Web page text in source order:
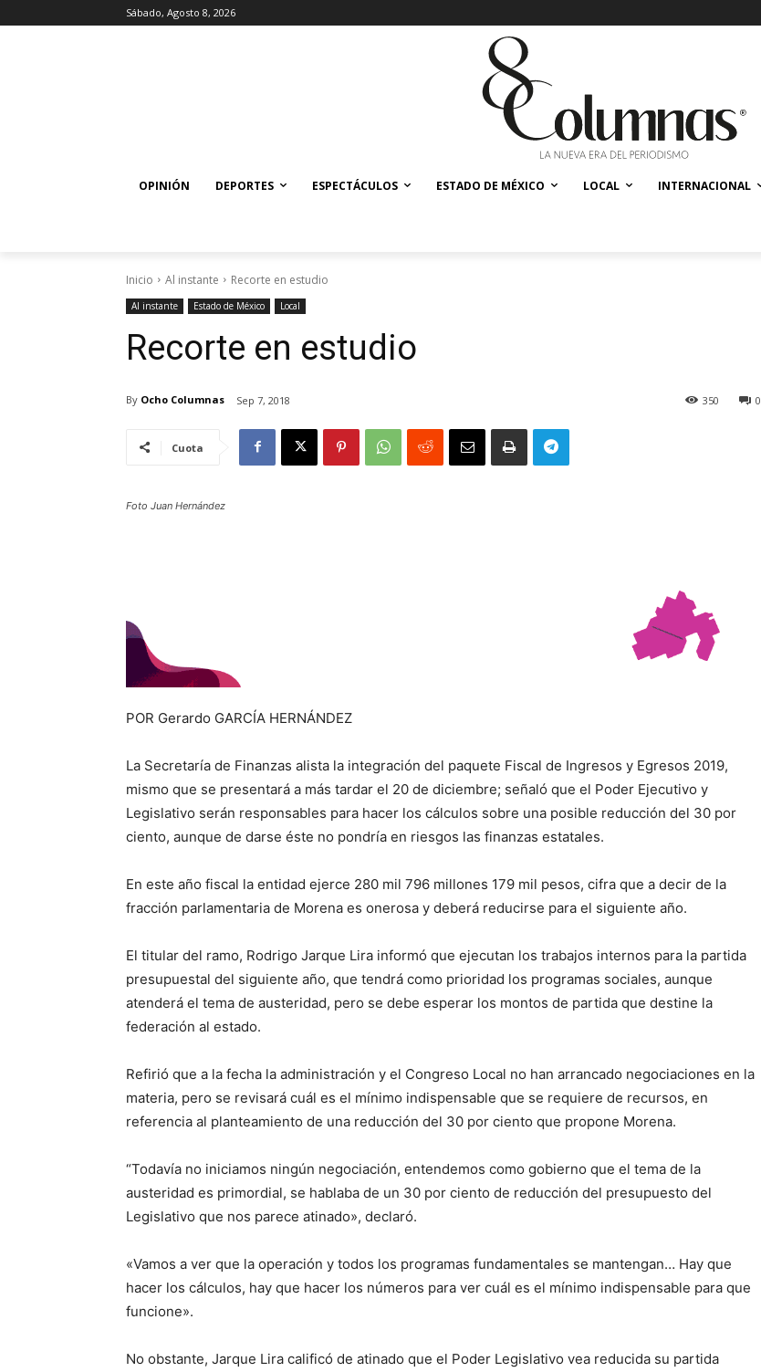
Sábado, Agosto 8, 2026
OPINIÓN DEPORTES ESPECTÁCULOS ESTADO DE MÉXICO LOCAL INTERNACIONAL
Inicio Al instante Recorte en estudio
Al instante Estado de México Local
Recorte en estudio
By Ocho Columnas Sep 7, 2018 0
350
Cuota
Foto Juan Hernández
POR Gerardo GARCÍA HERNÁNDEZ
La Secretaría de Finanzas alista la integración del paquete Fiscal de Ingresos y Egresos 2019,
mismo que se presentará a más tardar el 20 de diciembre; señaló que el Poder Ejecutivo y
Legislativo serán responsables para hacer los cálculos sobre una posible reducción del 30 por
ciento, aunque de darse éste no pondría en riesgos las finanzas estatales.
En este año fiscal la entidad ejerce 280 mil 796 millones 179 mil pesos, cifra que a decir de la
fracción parlamentaria de Morena es onerosa y deberá reducirse para el siguiente año.
El titular del ramo, Rodrigo Jarque Lira informó que ejecutan los trabajos internos para la partida
presupuestal del siguiente año, que tendrá como prioridad los programas sociales, aunque
atenderá el tema de austeridad, pero se debe esperar los montos de partida que destine la
federación al estado.
Refirió que a la fecha la administración y el Congreso Local no han arrancado negociaciones en la
materia, pero se revisará cuál es el mínimo indispensable que se requiere de recursos, en
referencia al planteamiento de una reducción del 30 por ciento que propone Morena.
“Todavía no iniciamos ningún negociación, entendemos como gobierno que el tema de la
austeridad es primordial, se hablaba de un 30 por ciento de reducción del presupuesto del
Legislativo que nos parece atinado», declaró.
«Vamos a ver que la operación y todos los programas fundamentales se mantengan… Hay que
hacer los cálculos, hay que hacer los números para ver cuál es el mínimo indispensable para que
funcione».
No obstante, Jarque Lira calificó de atinado que el Poder Legislativo vea reducida su partida